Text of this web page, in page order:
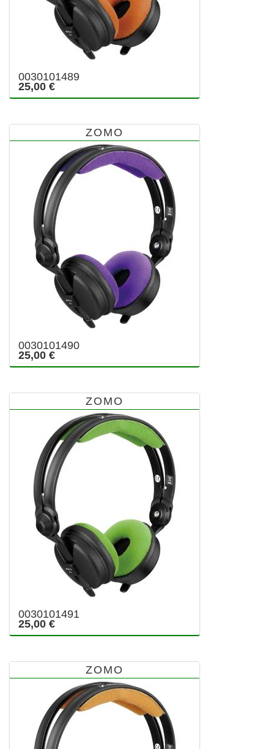
0030101489
25,00 €
ZOMO
0030101490
25,00 €
ZOMO
0030101491
25,00 €
ZOMO